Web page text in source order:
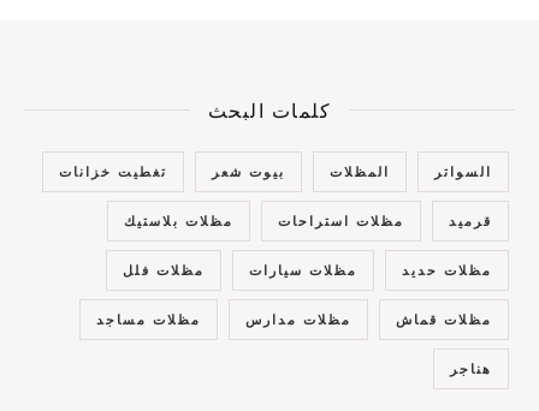
كلمات البحث
السواتر المظلات بيوت شعر تغطيت خزانات
قرميد مظلات استراحات مظلات بلاستيك
مظلات حديد مظلات سيارات مظلات فلل
مظلات قماش مظلات مدارس مظلات مساجد
هناجر